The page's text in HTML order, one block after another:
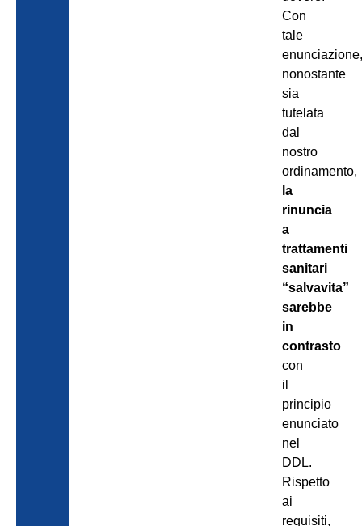
Con
tale
nonostante
sia
tutelata
dal
nostro
ordinamento,
la
rinuncia
a
trattamenti
sanitari
“salvavita”
sarebbe
in
contrasto
con
il
principio
enunciato
nel
DDL.
Rispetto
ai
requisiti,